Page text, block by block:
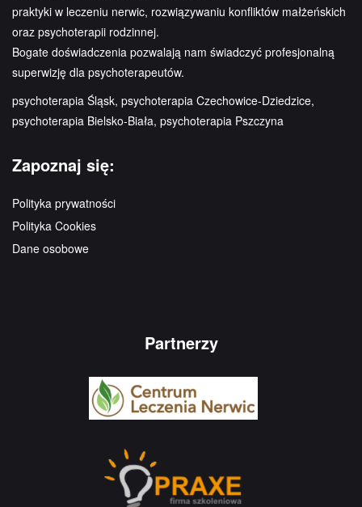
praktyki w leczeniu nerwic, rozwiązywaniu konfliktów małżeńskich
oraz psychoterapii rodzinnej.
Bogate doświadczenia pozwalają nam świadczyć profesjonalną
superwizję dla psychoterapeutów.
psychoterapia Śląsk, psychoterapia Czechowice-Dziedzice,
psychoterapia Bielsko-Biała, psychoterapia Pszczyna
Zapoznaj się:
Polityka prywatności
Polityka Cookies
Dane osobowe
Partnerzy